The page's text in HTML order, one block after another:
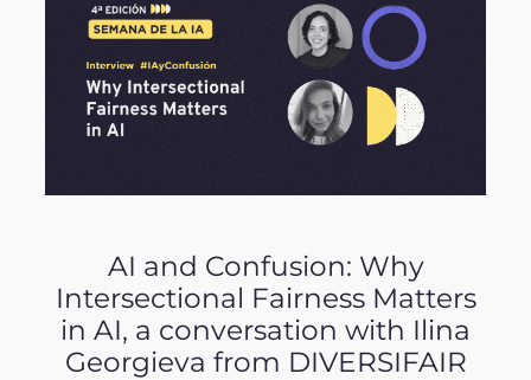
AI and Confusion: Why
Intersectional Fairness Matters
in AI, a conversation with Ilina
Georgieva from DIVERSIFAIR